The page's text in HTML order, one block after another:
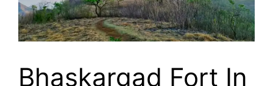
Bhaskargad Fort In